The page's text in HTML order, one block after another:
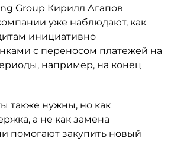
Group Кирилл Агапов
уже наблюдают, как
инициативно
с переносом платежей на
например, на конец
также нужны, но как
а не как замена
помогают закупить новый